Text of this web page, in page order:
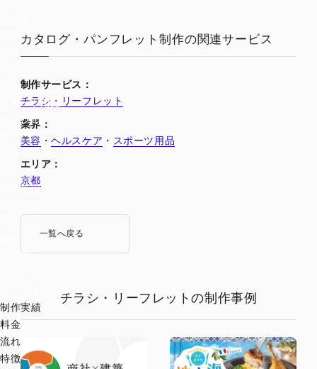
スポーツ用品
アパレル
イベント
福祉施設
不動産
制作実績
料金
流れ
特徴
カタログ・パンフレット制作の関連サービス
制作サービス：
チラシ・リーフレット
業界：
美容 ・ヘルスケア ・ スポーツ用品
エリア：
京都
一覧へ戻る
チラシ・リーフレットの制作事例